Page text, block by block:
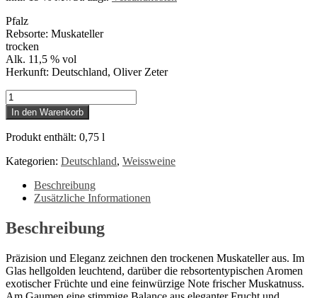
Pfalz
Rebsorte: Muskateller
trocken
Alk. 11,5 % vol
Herkunft: Deutschland, Oliver Zeter
Oliver
Zeter
–
Muskateller
In den Warenkorb
Produkt enthält: 0,75 l
Kategorien: Deutschland, Weissweine
Beschreibung
Zusätzliche Informationen
Beschreibung
Präzision und Eleganz zeichnen den trockenen Muskateller aus. Im
Glas hellgolden leuchtend, darüber die rebsortentypischen Aromen
exotischer Früchte und eine feinwürzige Note frischer Muskatnuss.